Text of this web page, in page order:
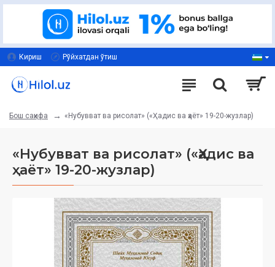
Кириш Рўйхатдан ўтиш
Бош саҳифа «Нубувват ва рисолат» («Ҳадис ва ҳаёт» 19-20-жузлар)
«Нубувват ва рисолат» («Ҳадис ва
ҳаёт» 19-20-жузлар)